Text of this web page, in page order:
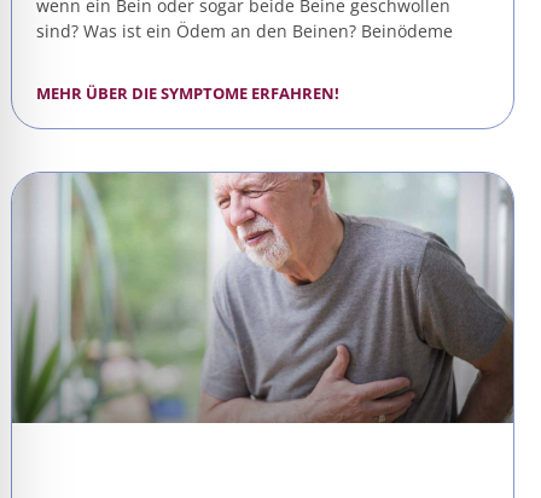
wenn ein Bein oder sogar beide Beine geschwollen
sind? Was ist ein Ödem an den Beinen? Beinödeme
MEHR ÜBER DIE SYMPTOME ERFAHREN!